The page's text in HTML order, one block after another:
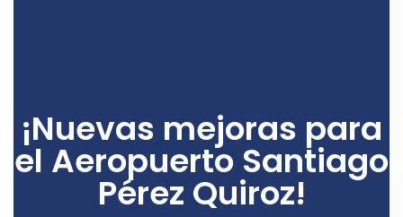
¡Nuevas mejoras para
el Aeropuerto Santiago
Pérez Quiroz!